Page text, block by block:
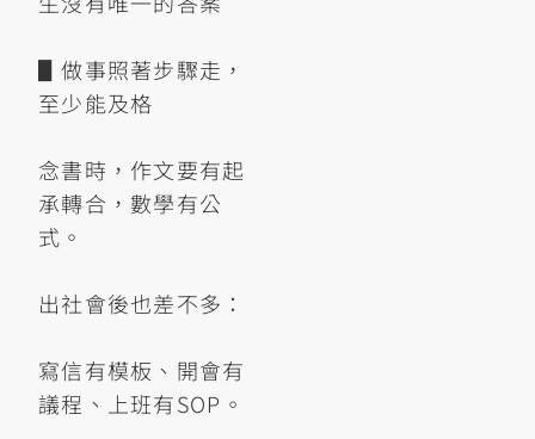
▋做事照著步驟走，
至少能及格
念書時，作文要有起
承轉合，數學有公
式。
出社會後也差不多：
寫信有模板、開會有
議程、上班有SOP。